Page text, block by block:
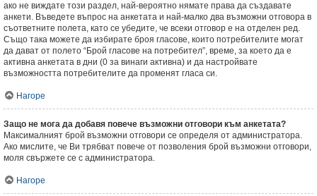
ако не виждате този раздел, най-вероятно нямате права да създавате
анкети. Въведете въпрос на анкетата и най-малко два възможни отговора в
съответните полета, като се убедите, че всеки отговор е на отделен ред.
Също така можете да избирате броя гласове, които потребителите могат
да дават от полето “Брой гласове на потребител”, време, за което да е
активна анкетата в дни (0 за винаги активна) и да настройвате
възможността потребителите да променят гласа си.
Нагоре
Защо не мога да добавя повече възможни отговори към анкетата?
Максималният брой възможни отговори се определя от администратора.
Ако мислите, че Ви трябват повече от позволения брой възможни отговори,
моля свържете се с администратора.
Нагоре